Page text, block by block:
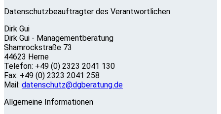
Datenschutzbeauftragter des Verantwortlichen
Dirk Gui
Dirk Gui - Managementberatung
Shamrockstraße 73
44623 Herne
Telefon: +49 (0) 2323 2041 130
Fax: +49 (0) 2323 2041 258
Mail: datenschutz@dgberatung.de
Allgemeine Informationen